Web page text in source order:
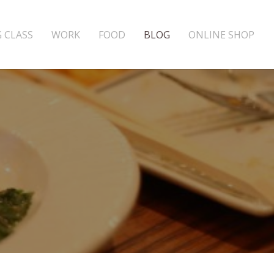
CLASS WORK FOOD BLOG ONLINE SHOP